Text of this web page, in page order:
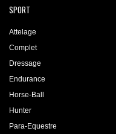
SPORT
Attelage
Complet
Dressage
Endurance
Horse-Ball
Hunter
Para-Equestre